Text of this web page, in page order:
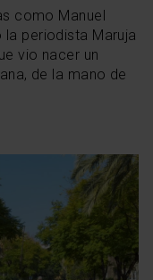
como Manuel
la periodista Maruja
vio nacer un
de la mano de